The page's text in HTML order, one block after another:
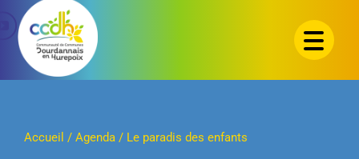
Passer
contenu
Accueil / Agenda/ Le paradis des enfants